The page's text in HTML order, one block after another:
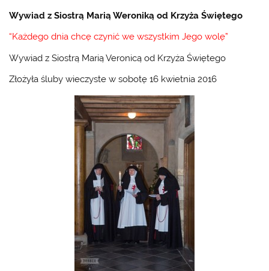
Wywiad z Siostrą Marią Weroniką od Krzyża Świętego
“Każdego dnia chcę czynić we wszystkim Jego wolę”
Wywiad z Siostrą Marią Veronicą od Krzyża Świętego
Złożyła śluby wieczyste w sobotę 16 kwietnia 2016